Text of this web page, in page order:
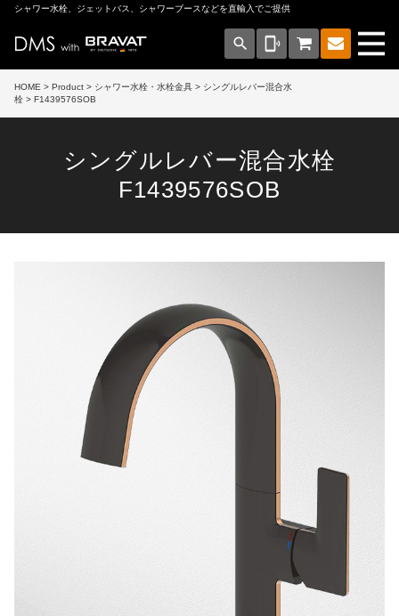
シャワー水栓、ジェットバス、シャワーブースなどを直輸入でご提供
search phonelink_ring
HOME > Product > シャワー水栓・水栓金具 > シングルレバー混合水
栓 > F1439576SOB
シングルレバー混合水栓
F1439576SOB